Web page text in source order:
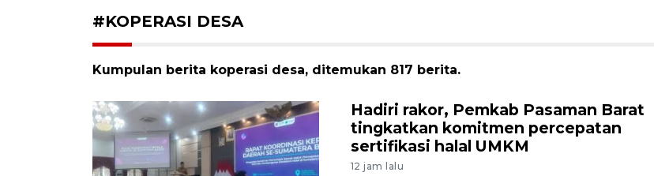
#KOPERASI DESA
Kumpulan berita koperasi desa, ditemukan 817 berita.
Hadiri rakor, Pemkab Pasaman Barat
tingkatkan komitmen percepatan
sertifikasi halal UMKM
12 jam lalu